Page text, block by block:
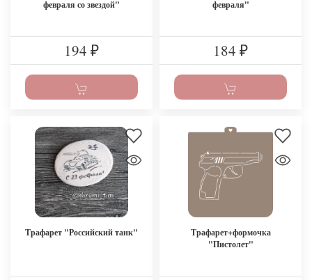
февраля со звездой"
194 ₽
февраля"
184 ₽
Трафарет "Российский танк"
Трафарет+формочка
"Пистолет"